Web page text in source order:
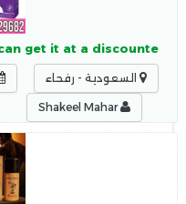
get it at a discounte
السعودية - رفحاء
Shakeel Mahar